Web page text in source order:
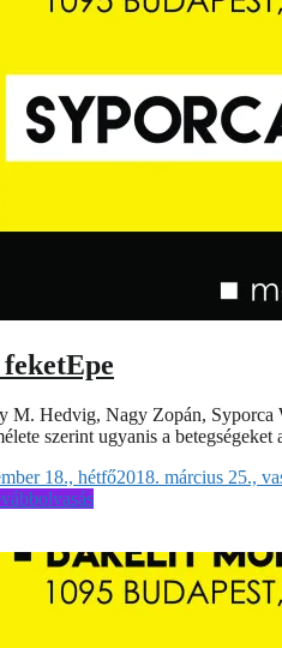
M. Hedvig, Nagy Zopán, Syporca
szerint ugyanis a
18., hétfő2018. március 25.,